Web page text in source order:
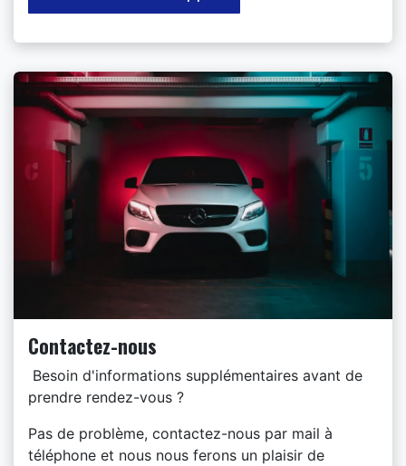
Contactez-nous
Besoin d'informations supplémentaires avant de
prendre rendez-vous ?
Pas de problème, contactez-nous par mail à
téléphone et nous nous ferons un plaisir de